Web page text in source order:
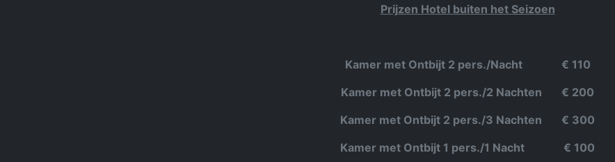
Prijzen Hotel buiten het Seizoen
Kamer met Ontbijt 2 pers./Nacht € 110
Kamer met Ontbijt 2 pers./2 Nachten € 200
Kamer met Ontbijt 2 pers./3 Nachten € 300
Kamer met Ontbijt 1 pers./1 Nacht € 100